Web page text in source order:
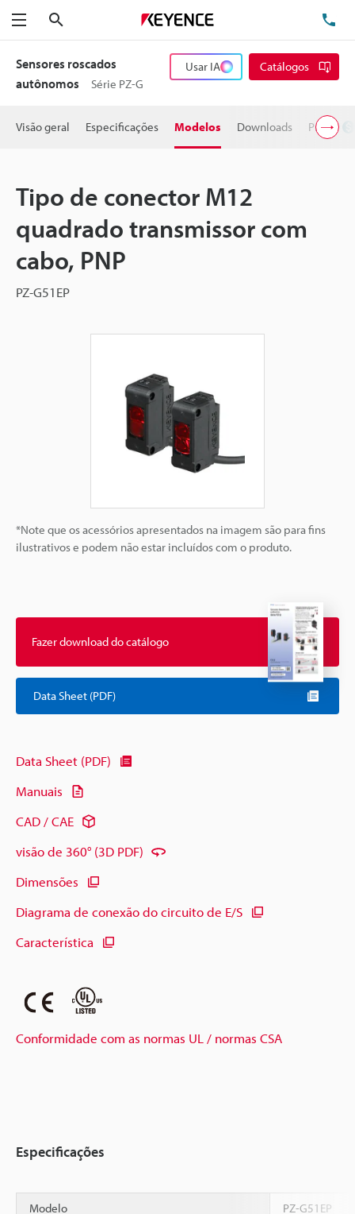
Menu
Sensores roscados
autônomos
Série PZ-G
Usar IA Catálogos
Visão geral Especificações Modelos Downloads Preço
Tipo de conector M12
quadrado transmissor com
cabo, PNP
PZ-G51EP
*Note que os acessórios apresentados na imagem são para fins
ilustrativos e podem não estar incluídos com o produto.
Fazer download do catálogo
Data Sheet (PDF)
Data Sheet (PDF)
Manuais
CAD / CAE
visão de 360° (3D PDF)
Dimensões
Diagrama de conexão do circuito de E/S
Característica
Conformidade com as normas UL / normas CSA
Especificações
Modelo PZ-G51EP